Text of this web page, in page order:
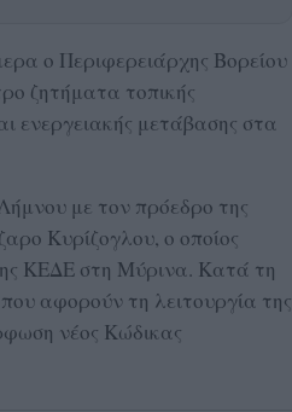
ο Περιφερειάρχης Βορείου
ζητήματα τοπικής
ενεργειακής μετάβασης στα
με τον πρόεδρο της
Κυρίζογλου, ο οποίος
ΚΕΔΕ στη Μύρινα. Κατά τη
αφορούν τη λειτουργία της
νέος Κώδικας